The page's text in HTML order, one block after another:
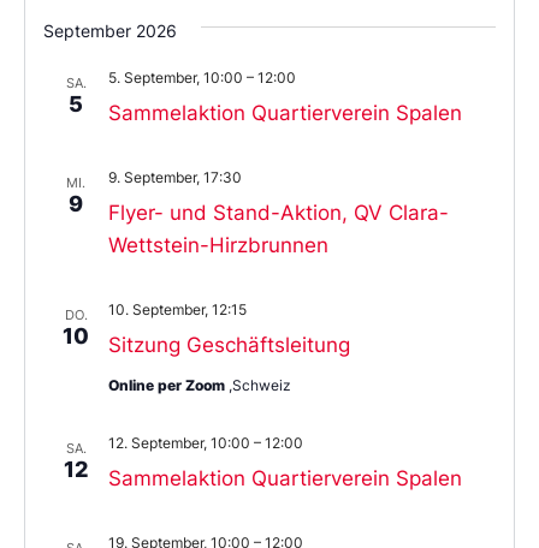
September 2026
SA.
5 Sammelaktion Quartierverein Spalen
5. September, 10:00 – 12:00
MI.
9
Flyer- und Stand-Aktion, QV Clara-
Wettstein-Hirzbrunnen
9. September, 17:30
DO.
10 Sitzung Geschäftsleitung
10. September, 12:15
Online per Zoom ,Schweiz
SA.
12 Sammelaktion Quartierverein Spalen
12. September, 10:00 – 12:00
19. September, 10:00 – 12:00